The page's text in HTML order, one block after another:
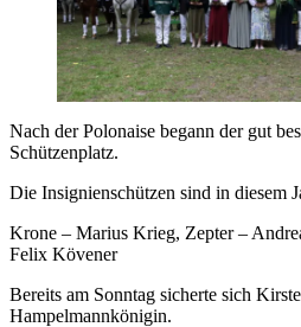
Nach der Polonaise begann der gut
Schützenplatz.
Die Insignienschützen sind in diesem
Krone – Marius Krieg, Zepter –
Felix Kövener
Bereits am Sonntag sicherte sich
Hampelmannkönigin.